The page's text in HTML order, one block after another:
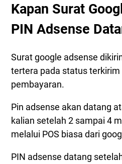
Kapan Surat
PIN Adsense
Surat google adsense
tertera pada status
pembayaran.
Pin adsense akan datang
kalian setelah 2 sampai 4
melalui POS biasa dari
PIN adsense datang